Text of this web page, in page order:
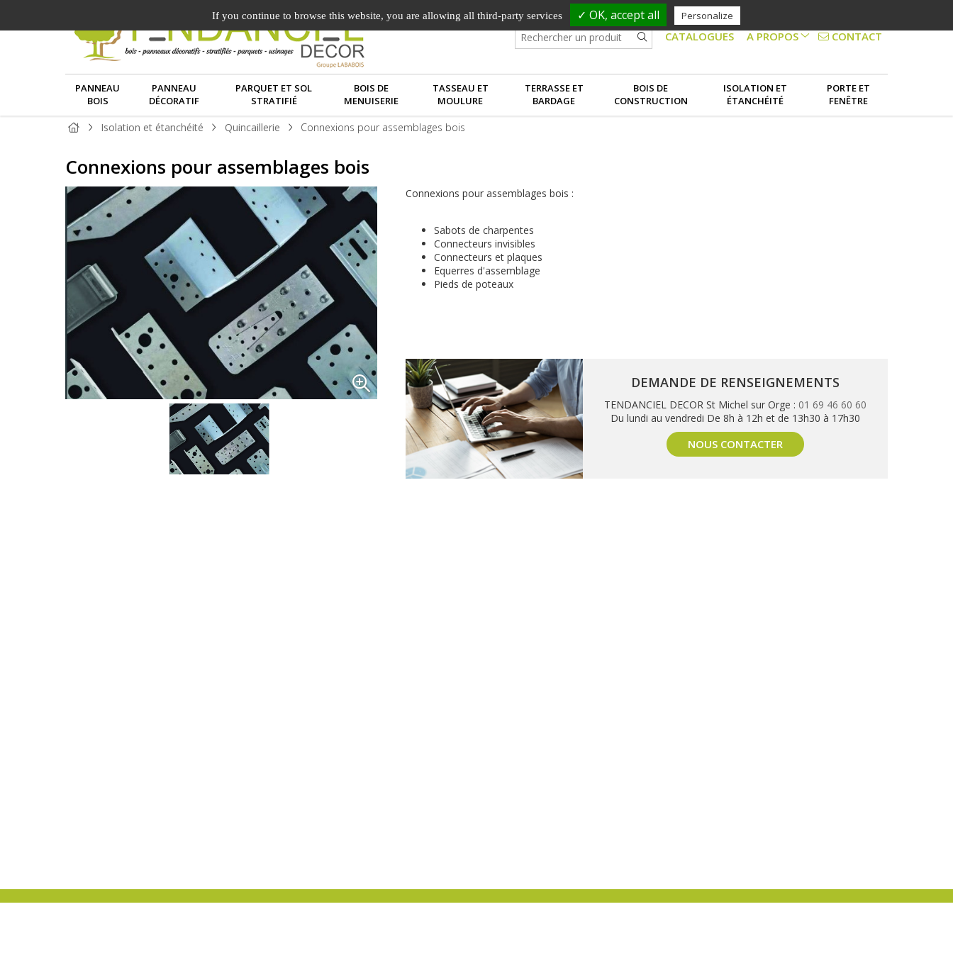
CATALOGUES A PROPOS
NOS SERVICES
LE GROUPE
CONTACT
PANNEAU
BOIS
PANNEAU
DÉCORATIF
PARQUET ET SOL
STRATIFIÉ
BOIS DE
MENUISERIE
TASSEAU ET
MOULURE
TERRASSE ET
BARDAGE
BOIS DE
CONSTRUCTION
ISOLATION ET
ÉTANCHÉITÉ
PORTE ET
FENÊTRE
Isolation et étanchéité Quincaillerie Connexions pour assemblages bois
Connexions pour assemblages bois
Connexions pour assemblages bois :
Sabots de charpentes
Connecteurs invisibles
Connecteurs et plaques
Equerres d'assemblage
Pieds de poteaux
DEMANDE DE RENSEIGNEMENTS
TENDANCIEL DECOR St Michel sur Orge : 01 69 46 60 60
Du lundi au vendredi De 8h à 12h et de 13h30 à 17h30
NOUS CONTACTER
If you continue to browse this website, you are allowing all third-party services ✓ OK, accept all Personalize